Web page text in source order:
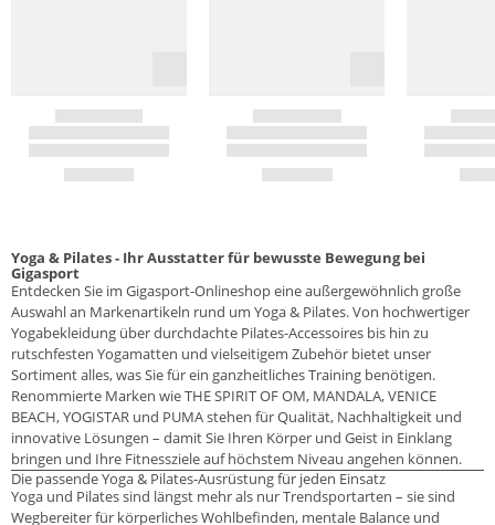
Yoga & Pilates - Ihr Ausstatter für bewusste Bewegung bei
Gigasport
Entdecken Sie im Gigasport-Onlineshop eine außergewöhnlich große
Auswahl an Markenartikeln rund um Yoga & Pilates. Von hochwertiger
Yogabekleidung über durchdachte Pilates-Accessoires bis hin zu
rutschfesten Yogamatten und vielseitigem Zubehör bietet unser
Sortiment alles, was Sie für ein ganzheitliches Training benötigen.
Renommierte Marken wie THE SPIRIT OF OM, MANDALA, VENICE
BEACH, YOGISTAR und PUMA stehen für Qualität, Nachhaltigkeit und
innovative Lösungen – damit Sie Ihren Körper und Geist in Einklang
bringen und Ihre Fitnessziele auf höchstem Niveau angehen können.
Die passende Yoga & Pilates-Ausrüstung für jeden Einsatz
Yoga und Pilates sind längst mehr als nur Trendsportarten – sie sind
Wegbereiter für körperliches Wohlbefinden, mentale Balance und